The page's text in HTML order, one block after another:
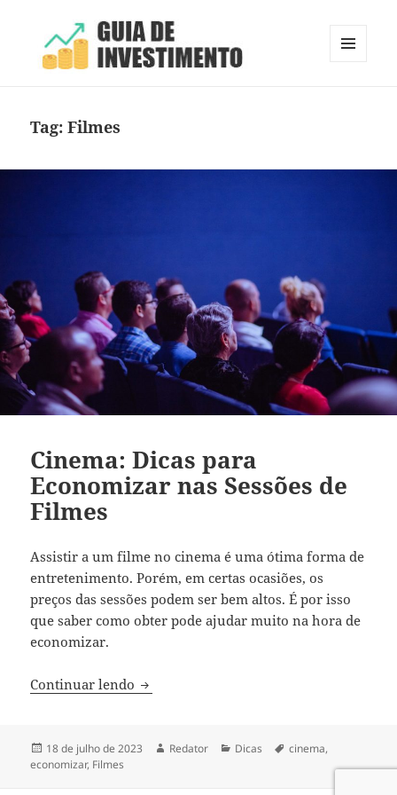
Tag:Filmes
Cinema: Dicas para
Economizar nas Sessões de
Filmes
Assistir a um filme no cinema é uma ótima forma de
entretenimento. Porém, em certas ocasiões, os
preços das sessões podem ser bem altos. É por isso
que saber como obter pode ajudar muito na hora de
economizar.
Continuar lendo Cinema: Dicas para Economizar nas
Publicado
em
18 de julho de 2023 Autor
Redator Categorias
Dicas Tags
cinema,
economizar, Filmes